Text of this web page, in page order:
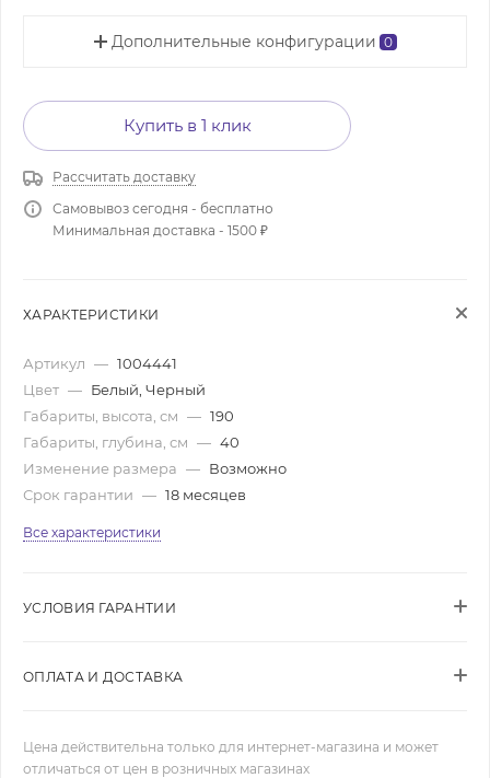
Дополнительные конфигурации 0
Купить в 1 клик
Рассчитать доставку
Самовывоз сегодня - бесплатно
Минимальная доставка - 1500 ₽
ХАРАКТЕРИСТИКИ
Артикул — 1004441
Цвет — Белый, Черный
Габариты, высота, см — 190
Габариты, глубина, см — 40
Изменение размера — Возможно
Срок гарантии — 18 месяцев
Все характеристики
УСЛОВИЯ ГАРАНТИИ
ОПЛАТА И ДОСТАВКА
Цена действительна только для интернет-магазина и может
отличаться от цен в розничных магазинах